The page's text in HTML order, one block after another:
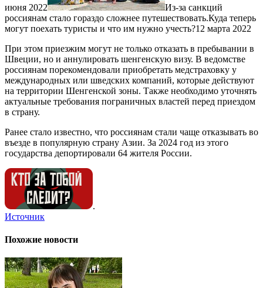
июня 2022
Из-за санкций
россиянам стало гораздо сложнее путешествовать.Куда теперь
могут поехать туристы и что им нужно учесть?12 марта 2022
При этом приезжим могут не только отказать в пребывании в
Швеции, но и аннулировать шенгенскую визу. В ведомстве
россиянам порекомендовали приобретать медстраховку у
международных или шведских компаний, которые действуют
на территории Шенгенской зоны. Также необходимо уточнять
актуальные требования пограничных властей перед приездом
в страну.
Ранее стало известно, что россиянам стали чаще отказывать во
въезде в популярную страну Азии. За 2024 год из этого
государства депортировали 64 жителя России.
.
Источник
Похожие новости